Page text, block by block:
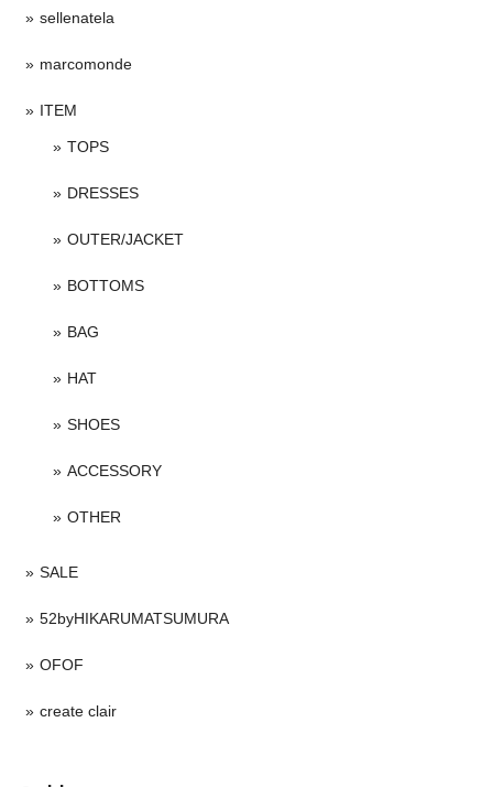
sellenatela
marcomonde
ITEM
TOPS
DRESSES
OUTER/JACKET
BOTTOMS
BAG
HAT
SHOES
ACCESSORY
OTHER
SALE
52byHIKARUMATSUMURA
OFOF
create clair